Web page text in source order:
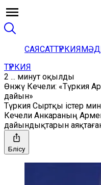
САЯСАТТҮРКИЯ
ТҮРКИЯ
2 ... минут оқылды
Өнжү Кечели: «Түркия
дайын»
Түркия Сыртқы істер
Кечели Анкараның
дайындықтарын
Бөлісу